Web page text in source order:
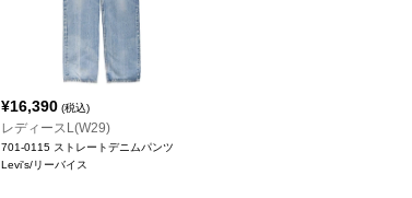
¥16,390 (税込)
レディースL(W29)
701-0115 ストレートデニムパンツ
Levi's/リーバイス